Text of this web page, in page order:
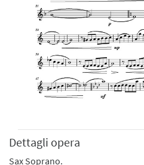
Dettagli opera
Sax Soprano.